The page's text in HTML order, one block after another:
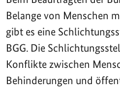
Belange von Menschen
gibt es eine
BGG. Die
Konflikte zwischen
Behinderungen und